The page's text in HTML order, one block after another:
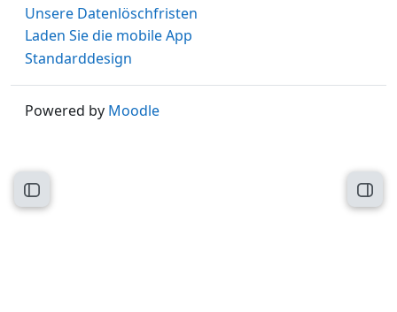
Kursindex öffnen
Unsere Datenlöschfristen
Laden Sie die mobile App
Standarddesign
Powered by Moodle